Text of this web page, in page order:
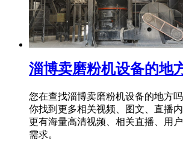
淄博卖磨粉机设备的地
您在查找淄博卖磨粉机设备的地方
你找到更多相关视频、图文、直播内
更有海量高清视频、相关直播、用
需求。